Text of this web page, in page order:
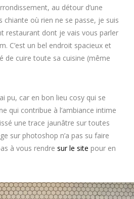
au détour d’une
chiante où rien ne se passe, je suis
restaurant dont je vais vous parler
C’est un bel endroit spacieux et
de cuire toute sa cuisine (même
pu, car en bon lieu cosy qui se
qui contribue à l’ambiance intime
une trace jaunâtre sur toutes
sur photoshop n’a pas su faire
à vous rendre sur le site pour en